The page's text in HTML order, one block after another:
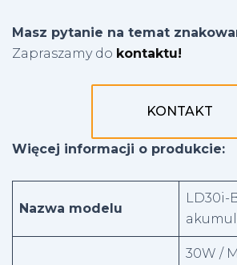
Masz pytanie na temat
Zapraszamy do kontaktu!
KONTAKT
Więcej informacji o produkcie:
Nazwa modelu
LD30i-
30W /